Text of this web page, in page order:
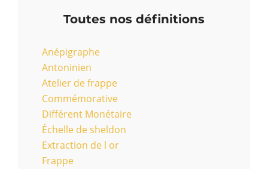
Toutes nos définitions
Anépigraphe
Antoninien
Atelier de frappe
Commémorative
Différent Monétaire
Échelle de sheldon
Extraction de l or
Frappe